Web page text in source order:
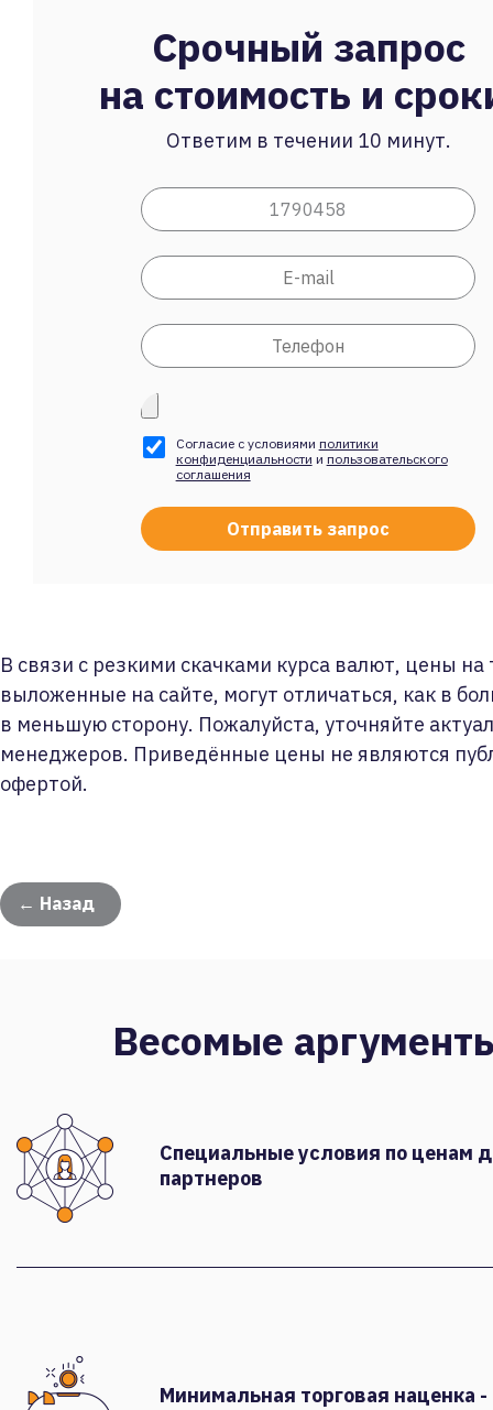
Срочный запрос
на стоимость и
Ответим в течении 10 минут.
Согласие с условиями политики
конфиденциальности и пользовательского
соглашения
В связи с резкими скачками курса валют, цены на
выложенные на сайте, могут отличаться, как в
в меньшую сторону. Пожалуйста, уточняйте
менеджеров. Приведённые цены не являются
офертой.
← Назад
Весомые
Специальные условия по ценам
партнеров
Минимальная торговая наценка